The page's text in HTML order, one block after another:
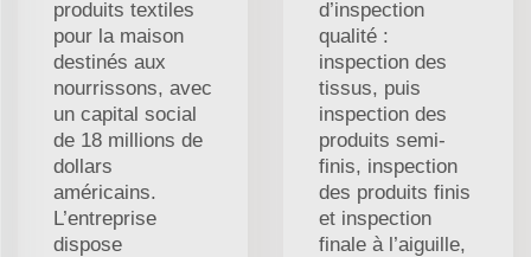
produits textiles
pour la maison
destinés aux
nourrissons, avec
un capital social
de 18 millions de
dollars
américains.
L’entreprise
dispose
d’inspection
qualité :
inspection des
tissus, puis
inspection des
produits semi-
finis, inspection
des produits finis
et inspection
finale à l’aiguille,